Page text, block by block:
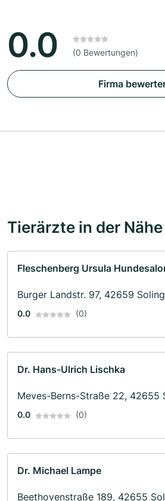
0.0 (0 Bewertungen)
Firma
Tierärzte in der Nähe
Fleschenberg Ursula
Burger Landstr. 97, 42659
0.0 (0)
Dr. Hans-Ulrich Lischka
Meves-Berns-Straße 22, 42655
0.0 (0)
Dr. Michael Lampe
Beethovenstraße 189, 42655